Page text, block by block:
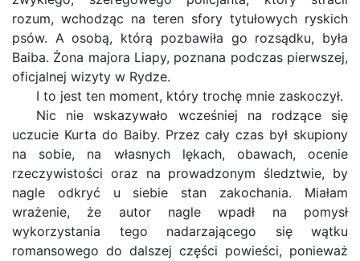
rozum, wchodząc na teren sfory tytułowych ryskich
psów. A osobą, którą pozbawiła go rozsądku, była
Baiba. Żona majora Liapy, poznana podczas pierwszej,
oficjalnej wizyty w Rydze.
I to jest ten moment, który trochę mnie zaskoczył.
Nic nie wskazywało wcześniej na rodzące się
uczucie Kurta do Baiby. Przez cały czas był skupiony
na sobie, na własnych lękach, obawach, ocenie
rzeczywistości oraz na prowadzonym śledztwie, by
nagle odkryć u siebie stan zakochania. Miałam
wrażenie, że autor nagle wpadł na pomysł
wykorzystania tego nadarzającego się wątku
romansowego do dalszej części powieści, ponieważ